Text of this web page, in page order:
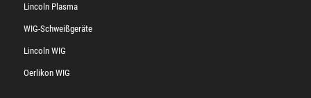
Lincoln Plasma
WIG-Schweißgeräte
Lincoln WIG
Oerlikon WIG